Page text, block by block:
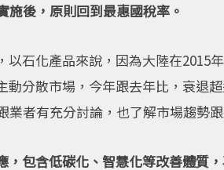
施後，原則回到最惠國稅率。
石化產品來說，因為大陸在2015
分散市場，今年跟去年比，衰退
者有充分討論，也了解市場趨勢跟
，包含低碳化、智慧化等改善體質